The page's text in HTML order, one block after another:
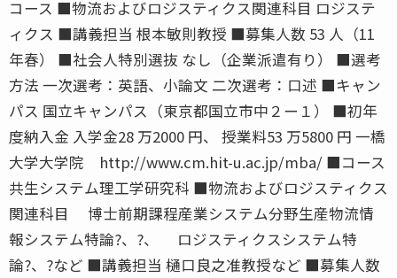
コース ■物流およびロジスティクス関連科目 ロジステ
ィクス ■講義担当 根本敏則教授 ■募集人数 53 人（11
年春） ■社会人特別選抜 なし（企業派遣有り） ■選考
方法 一次選考：英語、小論文 二次選考：口述 ■キャン
パス 国立キャンパス（東京都国立市中２ー１） ■初年
度納入金 入学金28 万2000 円、 授業料53 万5800 円 一橋
大学大学院 http://www.cm.hit-u.ac.jp/mba/ ■コース
共生システム理工学研究科 ■物流およびロジスティクス
関連科目 博士前期課程産業システム分野生産物流情
報システム特論?、?、 ロジスティクスシステム特
論?、?など ■講義担当 樋口良之准教授など ■募集人数